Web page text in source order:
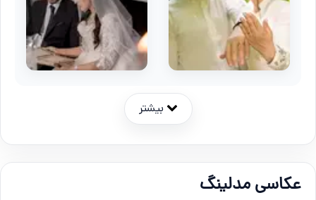
بیشتر
عکاسی مدلینگ